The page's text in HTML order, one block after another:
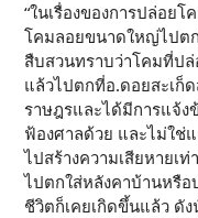
“ในเรื่องของการปล่อย
โคมลอยขนาดใหญ่ไปต
สืบสวนทราบว่าโคมที่ปล่
แล้วไปตกที่อ.ดอยสะเก็
ราษฎรและได้มีการแจ้ง
ฟ้องศาลด้วย และไม่ใช่
ไปสร้างความเสียหายเ
ไปตกใส่หลังคาบ้านหรือ
ชีวิตก็เคยเกิดขึ้นแล้ว ดั